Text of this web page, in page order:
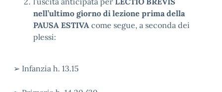
nell’ultimo giorno di lezione prima della
PAUSA ESTIVA come segue, a seconda dei
plessi:
➢ Infanzia h. 13.15